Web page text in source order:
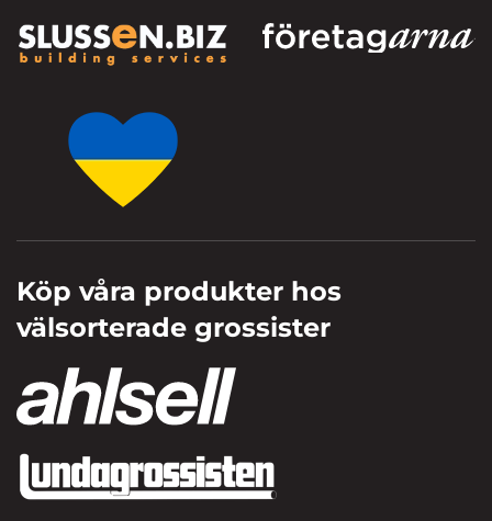
Köp våra produkter hos
välsorterade grossister